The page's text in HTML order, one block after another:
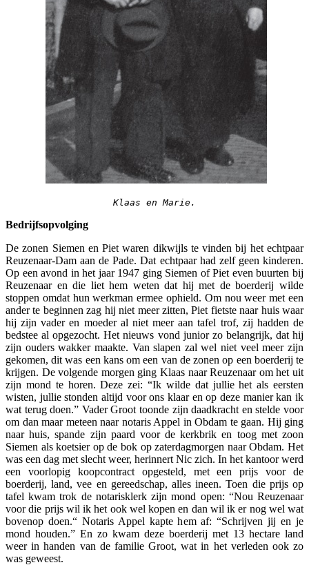
Klaas en Marie.
Bedrijfsopvolging
De zonen Siemen en Piet waren dikwijls te vinden bij het echtpaar
Reuzenaar-Dam aan de Pade. Dat echtpaar had zelf geen kinderen.
Op een avond in het jaar 1947 ging Siemen of Piet even buurten bij
Reuzenaar en die liet hem weten dat hij met de boerderij wilde
stoppen omdat hun werkman ermee ophield. Om nou weer met een
ander te beginnen zag hij niet meer zitten, Piet fietste naar huis waar
hij zijn vader en moeder al niet meer aan tafel trof, zij hadden de
bedstee al opgezocht. Het nieuws vond junior zo belangrijk, dat hij
zijn ouders wakker maakte. Van slapen zal wel niet veel meer zijn
gekomen, dit was een kans om een van de zonen op een boerderij te
krijgen. De volgende morgen ging Klaas naar Reuzenaar om het uit
zijn mond te horen. Deze zei: “Ik wilde dat jullie het als eersten
wisten, jullie stonden altijd voor ons klaar en op deze manier kan ik
wat terug doen.” Vader Groot toonde zijn daadkracht en stelde voor
om dan maar meteen naar notaris Appel in Obdam te gaan. Hij ging
naar huis, spande zijn paard voor de kerkbrik en toog met zoon
Siemen als koetsier op de bok op zaterdagmorgen naar Obdam. Het
was een dag met slecht weer, herinnert Nic zich. In het kantoor werd
een voorlopig koopcontract opgesteld, met een prijs voor de
boerderij, land, vee en gereedschap, alles ineen. Toen die prijs op
tafel kwam trok de notarisklerk zijn mond open: “Nou Reuzenaar
voor die prijs wil ik het ook wel kopen en dan wil ik er nog wel wat
bovenop doen.“ Notaris Appel kapte hem af: “Schrijven jij en je
mond houden.” En zo kwam deze boerderij met 13 hectare land
weer in handen van de familie Groot, wat in het verleden ook zo
was geweest.